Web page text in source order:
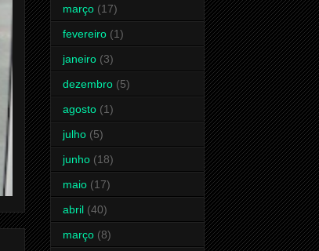
março (17)
fevereiro (1)
janeiro (3)
dezembro (5)
agosto (1)
julho (5)
junho (18)
maio (17)
abril (40)
março (8)